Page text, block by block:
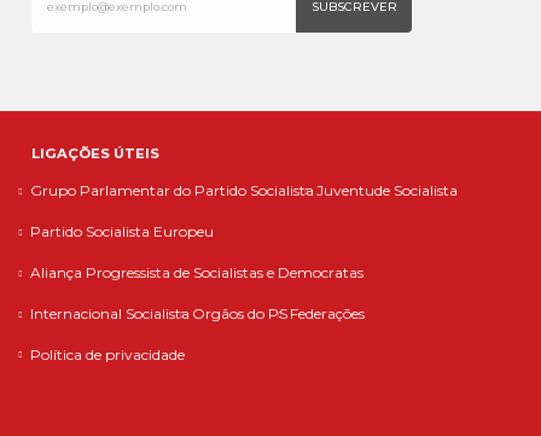
LIGAÇÕES ÚTEIS
Grupo Parlamentar do Partido Socialista Juventude Socialista
Partido Socialista Europeu
Aliança Progressista de Socialistas e Democratas
Internacional Socialista Orgãos do PS Federações
Política de privacidade